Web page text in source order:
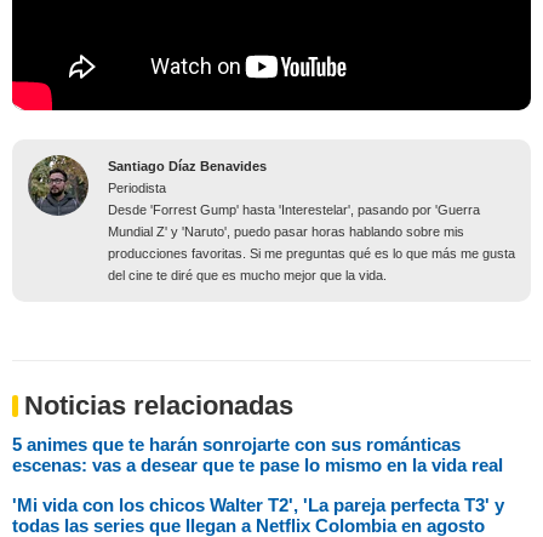
Santiago Díaz Benavides
Periodista
Desde 'Forrest Gump' hasta 'Interestelar', pasando por 'Guerra
Mundial Z' y 'Naruto', puedo pasar horas hablando sobre mis
producciones favoritas. Si me preguntas qué es lo que más me gusta
del cine te diré que es mucho mejor que la vida.
Noticias relacionadas
5 animes que te harán sonrojarte con sus románticas
escenas: vas a desear que te pase lo mismo en la vida real
'Mi vida con los chicos Walter T2', 'La pareja perfecta T3' y
todas las series que llegan a Netflix Colombia en agosto